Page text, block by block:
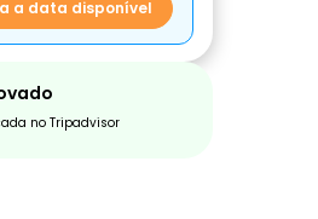
a data disponível
no Tripadvisor